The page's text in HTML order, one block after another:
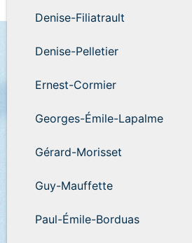
Denise-Filiatrault
Denise-Pelletier
Ernest-Cormier
Georges-Émile-Lapalme
Gérard-Morisset
Guy-Mauffette
Paul-Émile-Borduas